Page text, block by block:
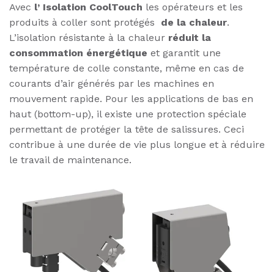
Avec l’ Isolation CoolTouch les opérateurs et les
produits à coller sont protégés de la chaleur.
L’isolation résistante à la chaleur réduit la
consommation énergétique et garantit une
température de colle constante, même en cas de
courants d’air générés par les machines en
mouvement rapide. Pour les applications de bas en
haut (bottom-up), il existe une protection spéciale
permettant de protéger la tête de salissures. Ceci
contribue à une durée de vie plus longue et à réduire
le travail de maintenance.